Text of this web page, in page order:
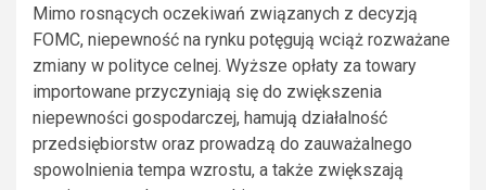
Mimo rosnących oczekiwań związanych z decyzją
FOMC, niepewność na rynku potęgują wciąż rozważane
zmiany w polityce celnej. Wyższe opłaty za towary
importowane przyczyniają się do zwiększenia
niepewności gospodarczej, hamują działalność
przedsiębiorstw oraz prowadzą do zauważalnego
spowolnienia tempa wzrostu, a także zwiększają